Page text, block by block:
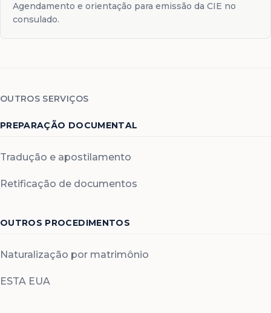
Agendamento e orientação para emissão da CIE no
consulado.
OUTROS SERVIÇOS
PREPARAÇÃO DOCUMENTAL
Tradução e apostilamento
Retificação de documentos
OUTROS PROCEDIMENTOS
Naturalização por matrimônio
ESTA EUA